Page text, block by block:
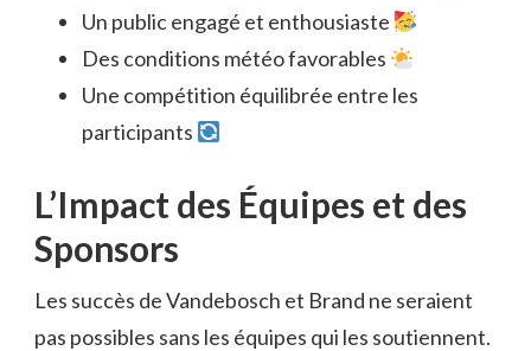
Un public engagé et enthousiaste
Des conditions météo favorables
Une compétition équilibrée entre les
participants
L’Impact des Équipes et des
Sponsors
Les succès de Vandebosch et Brand ne seraient
pas possibles sans les équipes qui les soutiennent.